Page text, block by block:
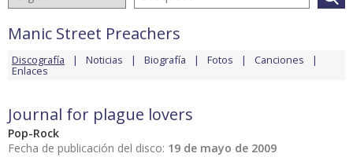
Manic Street Preachers
Discografía Noticias Biografía Fotos Canciones
Enlaces
Journal for plague lovers
Pop-Rock
Fecha de publicación del disco: 19 de mayo de 2009